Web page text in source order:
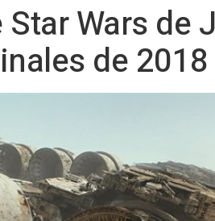
Star Wars de
de 2018